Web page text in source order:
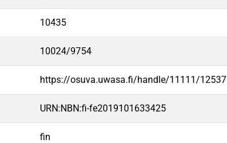
10435
10024/9754
https://osuva.uwasa.fi/handle/11111/12537
URN:NBN:fi-fe2019101633425
fin